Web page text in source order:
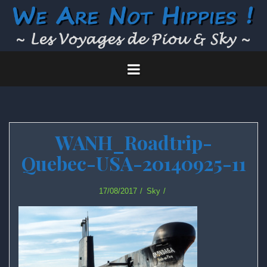
Skip
WANH_Roadtrip-
Quebec-USA-20140925-11
17/08/2017 Sky